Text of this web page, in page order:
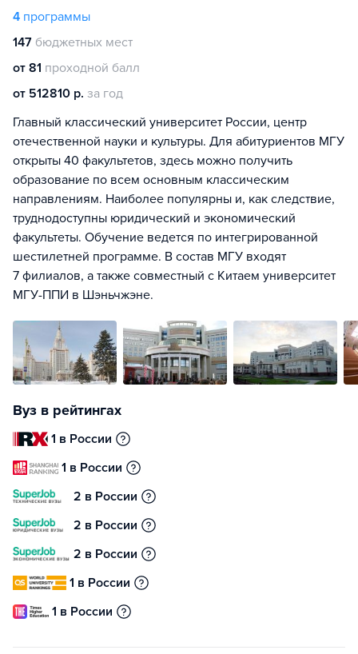
4 программы
147 бюджетных мест
от 81 проходной балл
от 512810 р. за год
Главный классический университет России, центр
отечественной науки и культуры. Для абитуриентов МГУ
открыты 40 факультетов, здесь можно получить
образование по всем основным классическим
направлениям. Наиболее популярны и, как следствие,
труднодоступны юридический и экономический
факультеты. Обучение ведется по интегрированной
шестилетней программе. В состав МГУ входят
7 филиалов, а также совместный с Китаем университет
МГУ-ППИ в Шэньчжэне.
Вуз в рейтингах
1 в России
1 в России
2 в России
2 в России
2 в России
1 в России
1 в России